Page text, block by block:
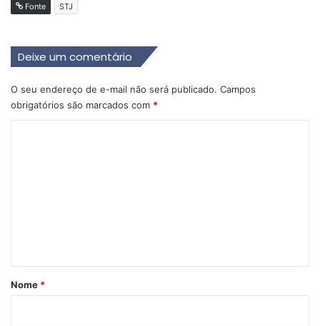
Fonte STJ
Deixe um comentário
O seu endereço de e-mail não será publicado. Campos
obrigatórios são marcados com *
rNome *